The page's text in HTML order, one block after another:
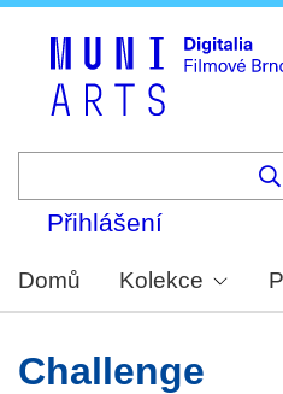
Přihlášení
Domů Kolekce
Challenge